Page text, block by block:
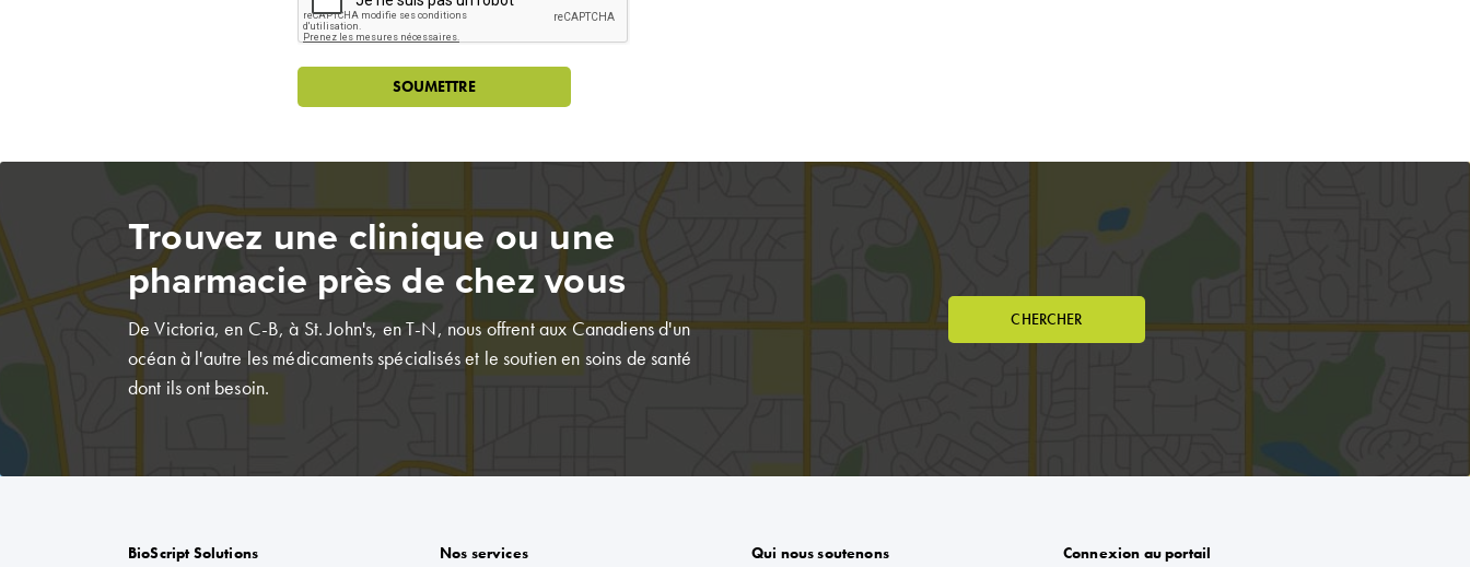
Trouvez une clinique ou une
pharmacie près de chez vous
De Victoria, en C-B, à St. John's, en T-N, nous offrent aux Canadiens d'un
océan à l'autre les médicaments spécialisés et le soutien en soins de santé
dont ils ont besoin.
CHERCHER
BioScript Solutions
Nos services
Qui nous soutenons
Connexion au portail